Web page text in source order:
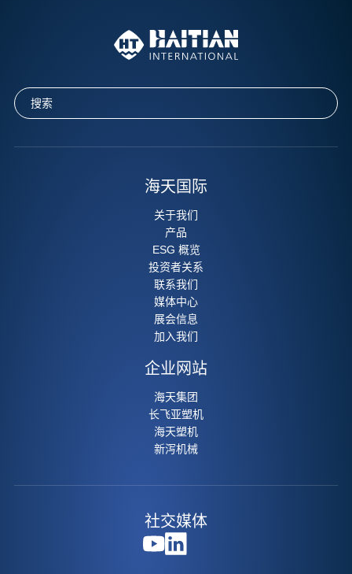
海天国际
关于我们
产品
ESG 概览
投资者关系
联系我们
媒体中心
展会信息
加入我们
企业网站
海天集团
长飞亚塑机
海天塑机
新泻机械
社交媒体